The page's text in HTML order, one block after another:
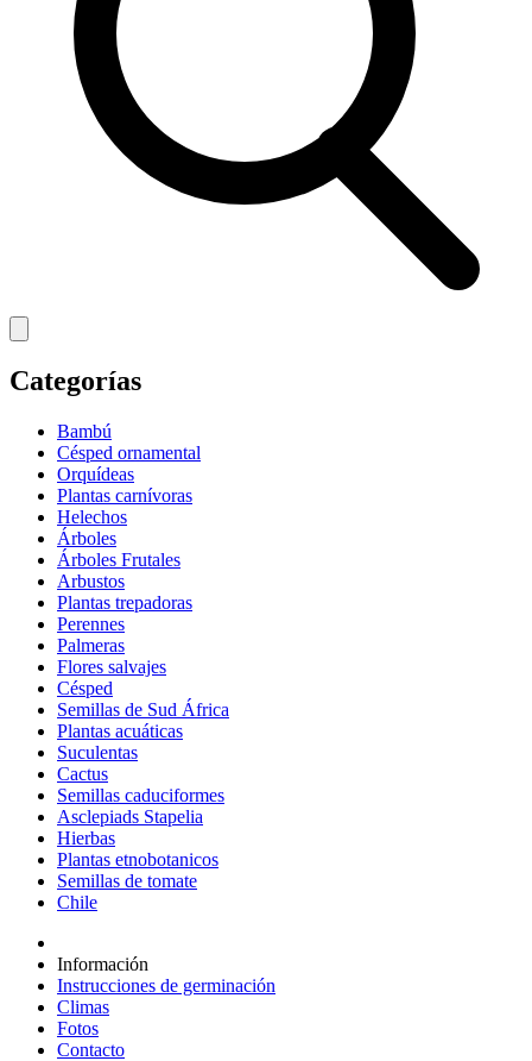
Categorías
Bambú
Césped ornamental
Orquídeas
Plantas carnívoras
Helechos
Árboles
Árboles Frutales
Arbustos
Plantas trepadoras
Perennes
Palmeras
Flores salvajes
Césped
Semillas de Sud África
Plantas acuáticas
Suculentas
Cactus
Semillas caduciformes
Asclepiads Stapelia
Hierbas
Plantas etnobotanicos
Semillas de tomate
Chile
Información
Instrucciones de germinación
Climas
Fotos
Contacto